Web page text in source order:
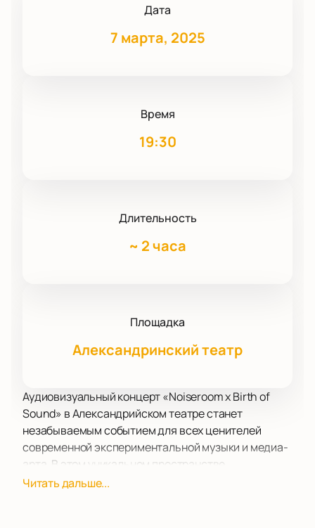
Дата
7 марта, 2025
Время
19:30
Длительность
~ 2 часа
Площадка
Александринский театр
Аудиовизуальный концерт «Noiseroom x Birth of
Sound» в Александрийском театре станет
незабываемым событием для всех ценителей
современной экспериментальной музыки и медиа-
арта. В этом уникальном пространстве,
сочетающем историческую архитектуру и
Читать дальше...